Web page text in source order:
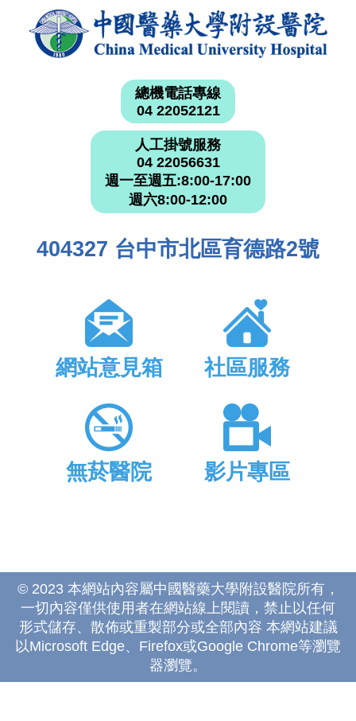
總機電話專線
04 22052121
人工掛號服務
04 22056631
週一至週五:8:00-17:00
週六8:00-12:00
404327 台中市北區育德路2號
網站意見箱 社區服務
無菸醫院 影片專區
© 2023 本網站內容屬中國醫藥大學附設醫院所有，
一切內容僅供使用者在網站線上閱讀，禁止以任何
形式儲存、散佈或重製部分或全部內容 本網站建議
以Microsoft Edge、Firefox或Google Chrome等瀏覽
器瀏覽。